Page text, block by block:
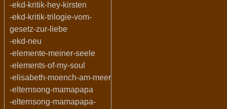
-ekd-kritik-hey-kirsten
-ekd-kritik-trilogie-vom-
gesetz-zur-liebe
-ekd-neu
-elemente-meiner-seele
-elements-of-my-soul
-elisabeth-moench-am-meer
-elternsong-mamapapa
-elternsong-mamapapa-